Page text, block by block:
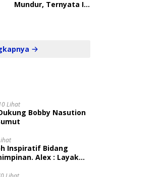
Mundur, Ternyata Ini
Lihat
Bobby Nasution
Inspiratif Bidang
Alex : Layak